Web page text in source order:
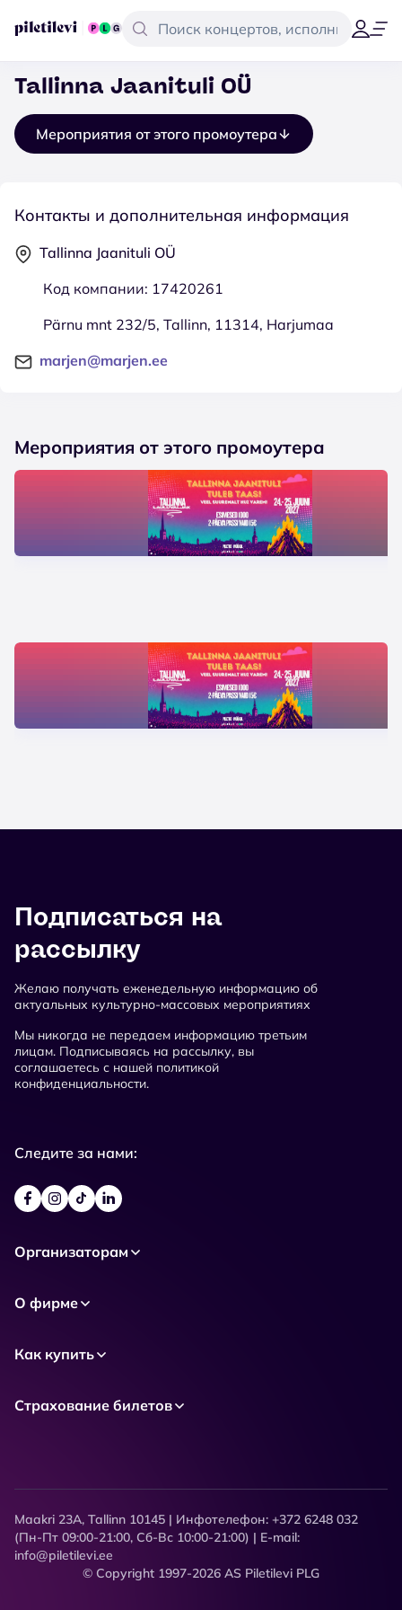
Tallinna Jaanituli OÜ
Мероприятия от этого промоутера
Контакты и дополнительная информация
Tallinna Jaanituli OÜ
Код компании: 17420261
Pärnu mnt 232/5, Tallinn, 11314, Harjumaa
marjen@marjen.ee
Мероприятия от этого промоутера
Подписаться на
рассылку
Желаю получать еженедельную информацию об
актуальных культурно-массовых мероприятиях
Мы никогда не передаем информацию третьим
лицам. Подписываясь на рассылку, вы
соглашаетесь с нашей политикой
конфиденциальности.
Следите за нами:
Организаторам
О фирме
Как купить
Страхование билетов
Maakri 23A, Tallinn 10145 | Инфотелефон: +372 6248 032
(Пн-Пт 09:00-21:00, Сб-Вс 10:00-21:00) | E-mail:
info@piletilevi.ee
© Copyright 1997-2026 AS Piletilevi PLG